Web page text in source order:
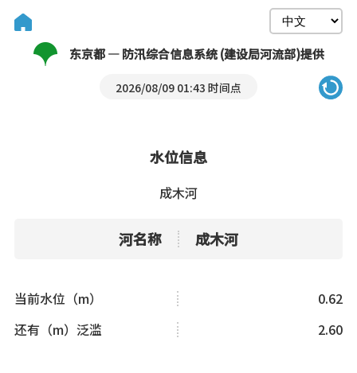
东京都 — 防汛综合信息系统 (建设局河流部)提供
2026/08/09 01:43 时间点
水位信息
成木河
河名称 成木河
当前水位（m）
0.62
还有（m）泛滥
2.60